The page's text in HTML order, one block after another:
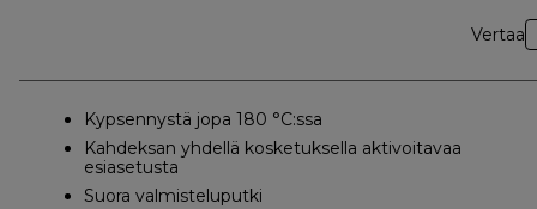
Vertaa
Kypsennystä jopa 180 °C:ssa
Kahdeksan yhdellä kosketuksella aktivoitavaa
esiasetusta
Suora valmisteluputki